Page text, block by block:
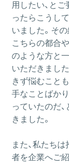
用したい、と
ったらこうし
いました。そ
こちらの都合
のような方と
いただきまし
きず悩むこと
手なことばか
っていたのだ
きました。
また、私たち
者を企業へご紹